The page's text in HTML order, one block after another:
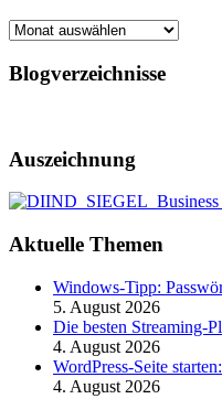
Archiv
Blogverzeichnisse
Auszeichnung
Aktuelle Themen
Windows-Tipp:
5. August 2026
Die besten Streaming-
4. August 2026
WordPress-Seite
4. August 2026